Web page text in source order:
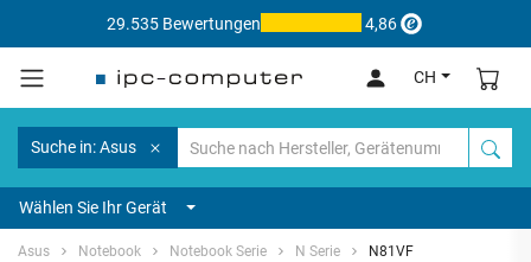
29.535 Bewertungen 4,86
CH
Suche in: Asus
Wählen Sie Ihr Gerät
Asus Notebook Notebook Serie N Serie N81VF